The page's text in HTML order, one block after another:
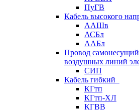
ПуГВ
Кабель высокого
ААШв
АСБл
ААБл
Провод
воздушных линий
СИП
Кабель гибкий
КГтп
КГтп-ХЛ
КГВВ